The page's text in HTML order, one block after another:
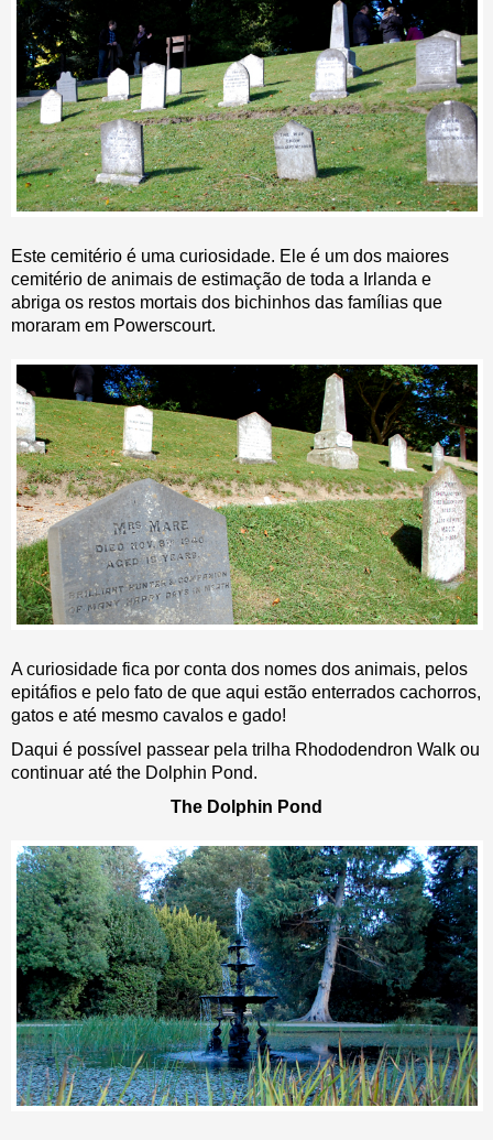
Este cemitério é uma curiosidade. Ele é um dos maiores
cemitério de animais de estimação de toda a Irlanda e
abriga os restos mortais dos bichinhos das famílias que
moraram em Powerscourt.
A curiosidade fica por conta dos nomes dos animais, pelos
epitáfios e pelo fato de que aqui estão enterrados cachorros,
gatos e até mesmo cavalos e gado!
Daqui é possível passear pela trilha Rhododendron Walk ou
continuar até the Dolphin Pond.
The Dolphin Pond